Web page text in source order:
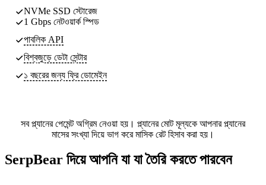
NVMe SSD স্টোরেজ
1 Gbps নেটওয়ার্ক স্পিড
পাবলিক API
বিশ্বজুড়ে ডেটা সেন্টার
১ বছরের জন্য ফ্রি ডোমেইন
সব প্ল্যানের পেমেন্ট অগ্রিম নেওয়া হয়। প্ল্যানের মোট মূল্যকে আপনার প্ল্যানের
মাসের সংখ্যা দিয়ে ভাগ করে মাসিক রেট হিসাব করা হয়।
SerpBear দিয়ে আপনি যা যা তৈরি করতে পারবেন